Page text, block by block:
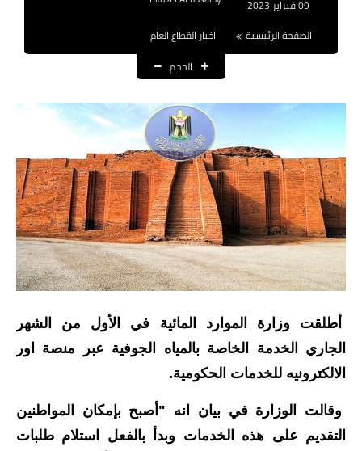
العقود والاجور اليومية
الرواتب
القروض والسلف
المنح المالية
قطع الاراضي
اخبار العراق
الاخبار السياسية
الاخبار الامنية
الاخبار الرياضية
الصفحة الرئيسية
اخبار القطاع العام
الحجم
أطلقت وزارة الموارد المائية في الأول من الشهر
الجاري الخدمة الخاصة بالمياه الجوفية عبر منصة اور
الالكترونيه للخدمات الحكومية.
وقالت الوزارة في بيان انه "أصبح بإمكان المواطنين
التقديم على هذه الخدمات وبدأ بالفعل استلام طلبات